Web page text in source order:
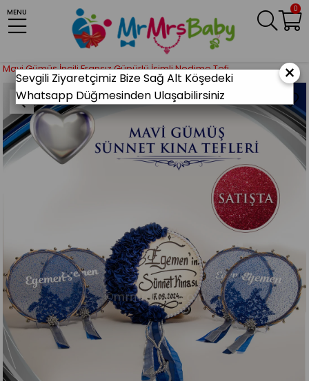
0
MENU
Anasayfa KINA MALZEMELERİ Gelin Kına Gecesi
Nedime Tefi(Def)
Mavi Gümüş İncili Fransız Güpürlü İsimli Nedime Tefi ×
Sevgili Ziyaretçimiz Bize Sağ Alt Köşedeki
Whatsapp Düğmesinden Ulaşabilirsiniz